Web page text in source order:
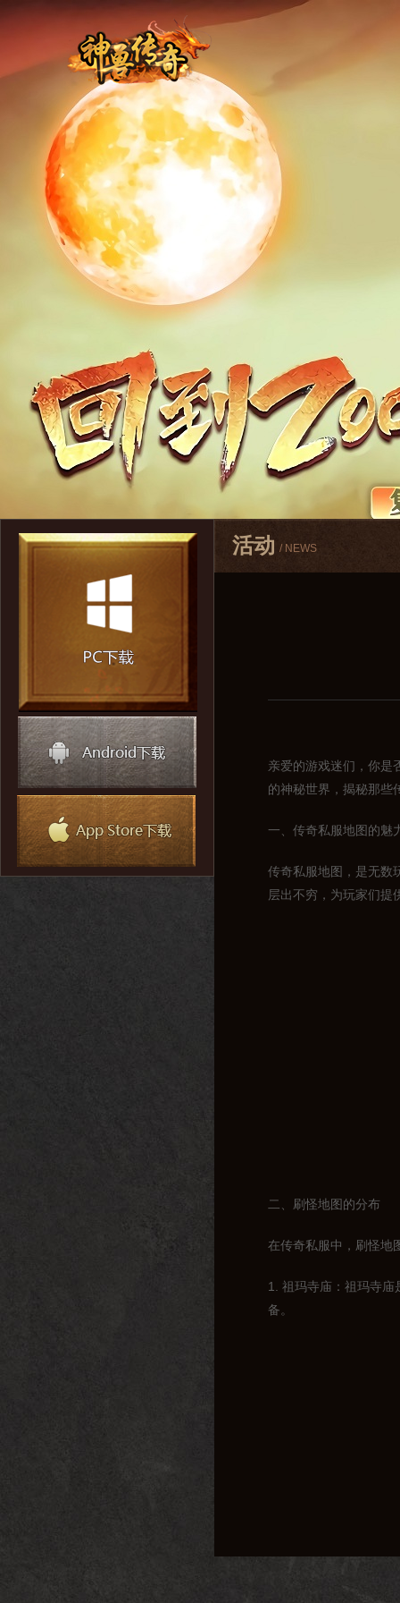
活动 / NEWS
亲爱的游戏迷们，你是
的神秘世界，揭秘那些
一、传奇私服地图的魅
传奇私服地图，是无数
层出不穷，为玩家们提
二、刷怪地图的分布
在传奇私服中，刷怪地
1. 祖玛寺庙：祖玛寺
备。